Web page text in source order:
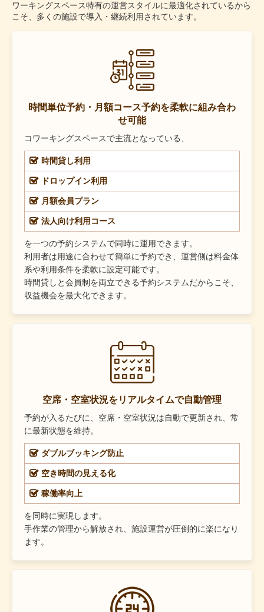
ワーキングスペース特有の運営スタイルに最適化されているから
こそ、多くの施設で導入・継続利用されています。
時間単位予約・月額コース予約を柔軟に組み合わ
せ可能
コワーキングスペースで主流となっている、
時間貸し利用
ドロップイン利用
月額会員プラン
法人向け利用コース
を一つの予約システムで同時に運用できます。
利用者は用途に合わせて簡単に予約でき、運営側は料金体
系や利用条件を柔軟に設定可能です。
時間貸しと会員制を両立できる予約システムだからこそ、
収益機会を最大化できます。
空席・空室状況をリアルタイムで自動管理
予約が入るたびに、空席・空室状況は自動で更新され、常
に最新状態を維持。
ダブルブッキング防止
空き時間の見える化
稼働率向上
を同時に実現します。
手作業の管理から解放され、施設運営が圧倒的に楽になり
ます。